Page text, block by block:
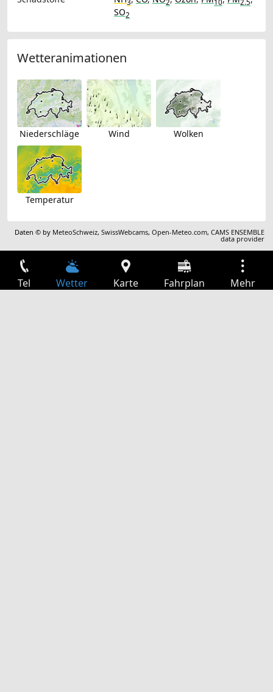
3 2 10 2.5
SO2
Wetteranimationen
Niederschläge Wind Wolken
Temperatur
Daten © by MeteoSchweiz,SwissWebcams,Open-Meteo.com,CAMS ENSEMBLE
data provider
Tel Wetter Karte Fahrplan Mehr